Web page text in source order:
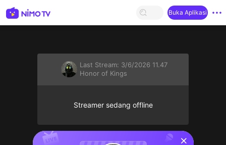
Buka Aplikasi
Last Stream: 3/6/2026 11.47
Honor of Kings
Streamer sedang offline
sentinelStart